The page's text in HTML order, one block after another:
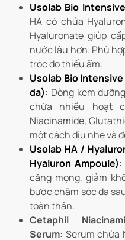
Usolab Bio
HA có chứa
Hyaluronate giúp
nước lâu hơn. Phù
tróc do thiếu ẩm.
Usolab Bio
da): Dòng kem
chứa nhiều hoạt
Niacinamide,
một cách dịu nhẹ và
Usolab HA /
Hyaluron Ampoule):
căng mọng, giảm
bước chăm sóc da
toàn thân.
Cetaphil
Serum: Serum chứa